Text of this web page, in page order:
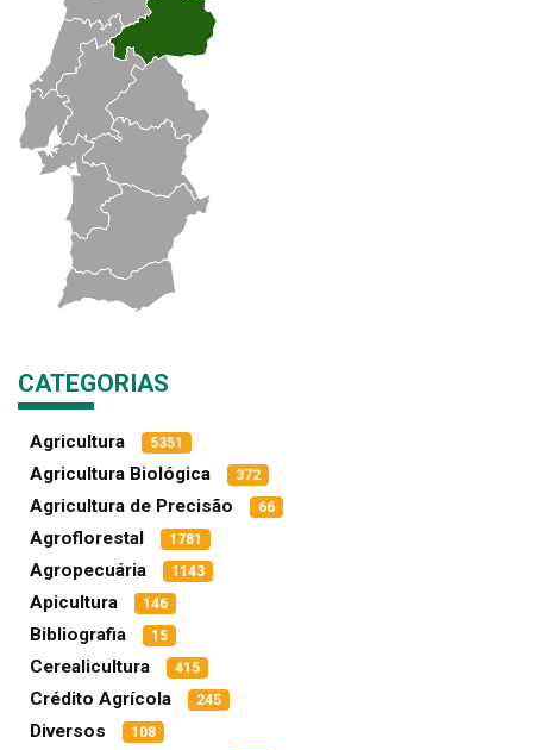
CATEGORIAS
Agricultura 5351
Agricultura Biológica 372
Agricultura de Precisão 66
Agroflorestal 1781
Agropecuária 1143
Apicultura 146
Bibliografia 15
Cerealicultura 415
Crédito Agrícola 245
Diversos 108